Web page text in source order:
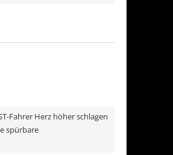
Fahrer Herz höher schlagen
spürbare